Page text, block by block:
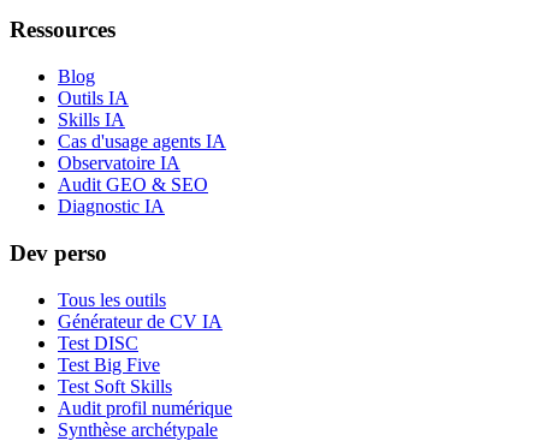
Ressources
Blog
Outils IA
Skills IA
Cas d'usage agents IA
Observatoire IA
Audit GEO & SEO
Diagnostic IA
Dev perso
Tous les outils
Générateur de CV IA
Test DISC
Test Big Five
Test Soft Skills
Audit profil numérique
Synthèse archétypale